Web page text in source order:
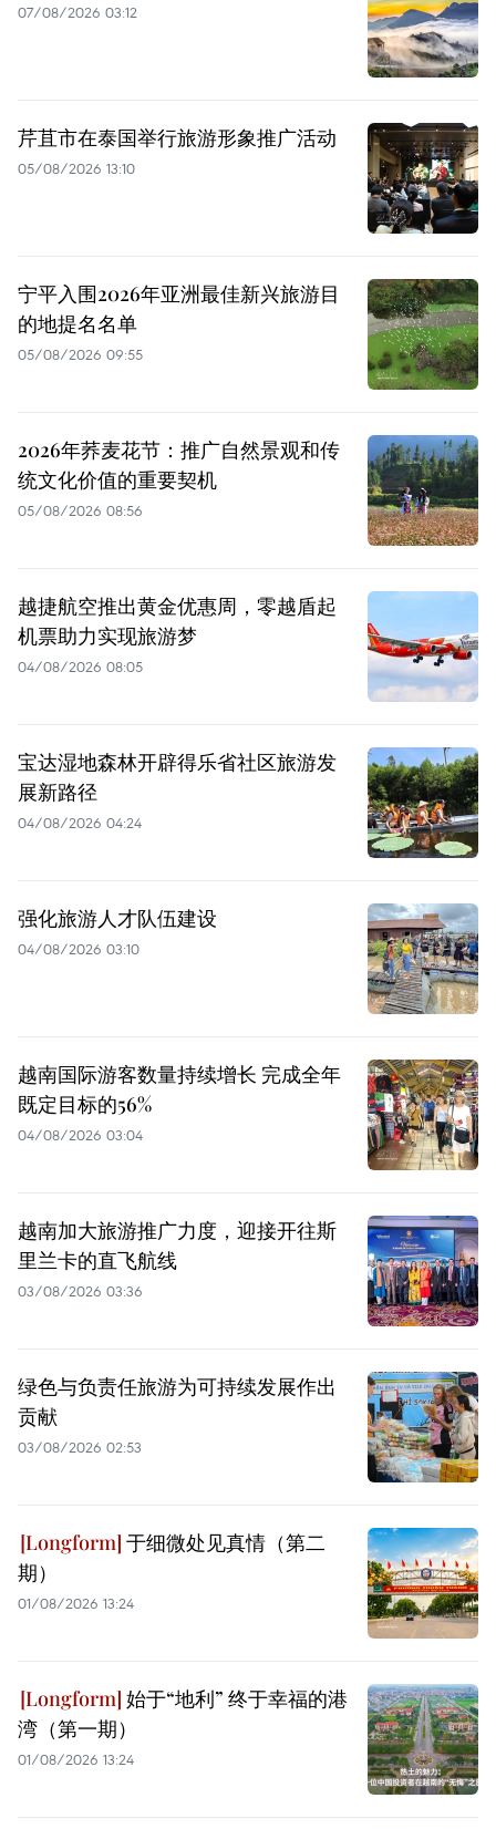
07/08/2026 03:12
芹苴市在泰国举行旅游形象推广活动
05/08/2026 13:10
宁平入围2026年亚洲最佳新兴旅游目
的地提名名单
05/08/2026 09:55
2026年荞麦花节：推广自然景观和传
统文化价值的重要契机
05/08/2026 08:56
越捷航空推出黄金优惠周，零越盾起
机票助力实现旅游梦
04/08/2026 08:05
宝达湿地森林开辟得乐省社区旅游发
展新路径
04/08/2026 04:24
强化旅游人才队伍建设
04/08/2026 03:10
越南国际游客数量持续增长 完成全年
既定目标的56%
04/08/2026 03:04
越南加大旅游推广力度，迎接开往斯
里兰卡的直飞航线
03/08/2026 03:36
绿色与负责任旅游为可持续发展作出
贡献
03/08/2026 02:53
于细微处见真情（第二
期）
01/08/2026 13:24
始于“地利” 终于幸福的港
湾（第一期）
01/08/2026 13:24